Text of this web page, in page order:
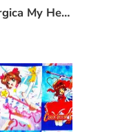
Cuffietta chirurgica My Hero Academia